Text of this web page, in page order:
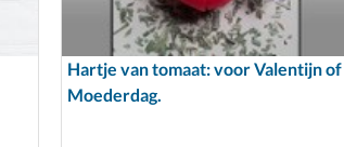
Hartje van tomaat: voor Valentijn of
Moederdag.